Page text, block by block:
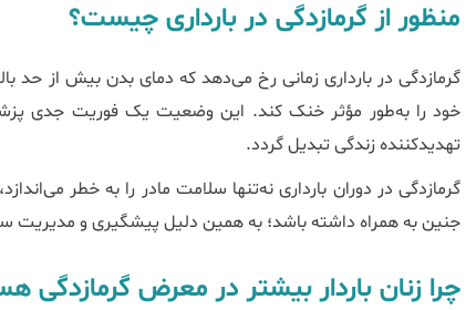
منظور از گرمازدگی در بارداری چیست؟
خود را به‌طور مؤثر خنک کند. این وضعیت یک فوریت جدی
تهدیدکننده زندگی تبدیل گردد.
گرمازدگی در دوران بارداری نه‌تنها سلامت مادر را به خطر
جنین به همراه داشته باشد؛ به همین دلیل پیشگیری و مدیریت
چرا زنان باردار بیشتر در معرض گرمازدگی